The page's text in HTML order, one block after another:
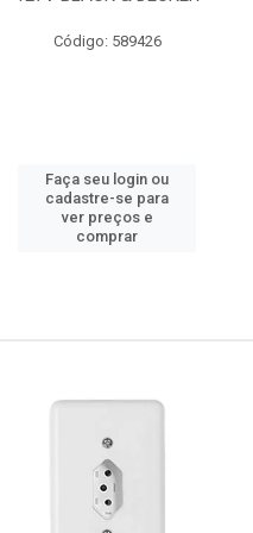
Código: 589426
Faça seu login ou
cadastre-se para
ver preços e
comprar